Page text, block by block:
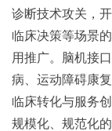
诊断技术攻关，
临床决策等场景
用推广。脑机接
病、运动障碍康
临床转化与服务
规模化、规范化